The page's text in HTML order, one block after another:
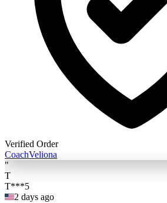
Verified Order
CoachVeliona
"
T
T***5
2 days ago